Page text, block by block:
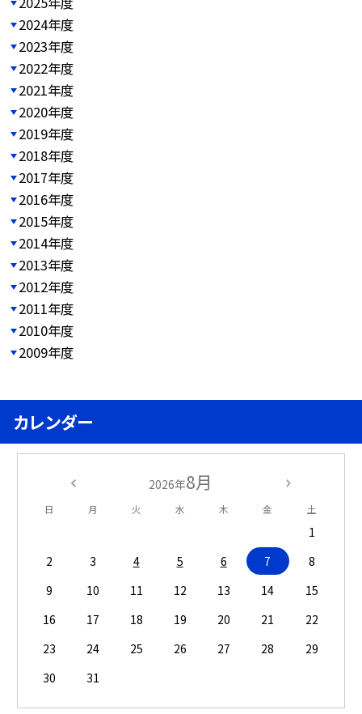
2024年度
2023年度
2022年度
2021年度
2020年度
2019年度
2018年度
2017年度
2016年度
2015年度
2014年度
2013年度
2012年度
2011年度
2010年度
2009年度
カレンダー
2026年8月
日 月 火 水 木 金 土
1
2
3 4 5 6 7
8
9
10 11 12 13 14
15
16
17 18 19 20 21
22
23
24 25 26 27 28
29
30
31